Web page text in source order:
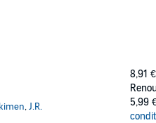
As tough as Tom Hanks in
who’s hitched along for the ride
and if he falls into one, it’s
takes you to the heart of
and realism, Hubbard’s
,J.R.
8,91 €
5,99